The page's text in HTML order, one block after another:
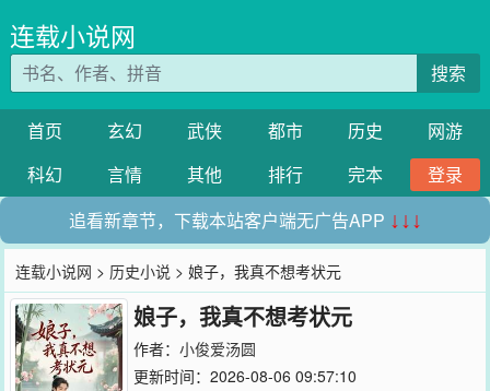
连载小说网
搜索
首页 玄幻 武侠 都市 历史
网游
科幻
言情 其他 排行 完本
登录
追看新章节，下载本站客户端无广告APP ↓↓↓
连载小说网 > 历史小说 > 娘子，我真不想考状元
娘子，我真不想考状元
作者： 小俊爱汤圆
更新时间：2026-08-06 09:57:10